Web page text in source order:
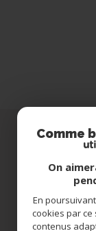
Comme
On
En
cookies par
contenus